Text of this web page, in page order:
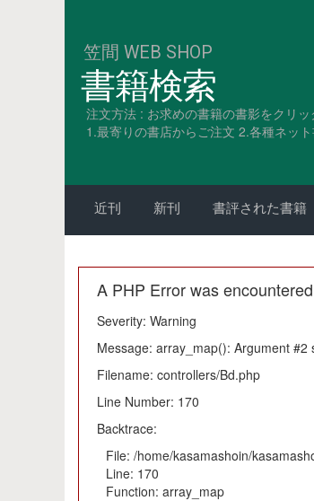
笠間 WEB SHOP
書籍検索
注文方法 : お求めの書籍の書影をクリッ
1.最寄りの書店からご注文 2.各種ネッ
近刊 新刊 書評された書籍
A PHP Error was encountered
Severity: Warning
Message: array_map(): Argument #2
Filename: controllers/Bd.php
Line Number: 170
Backtrace:
File: /home/kasamashoin/
Line: 170
Function: array_map